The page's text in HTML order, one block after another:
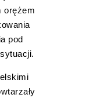
orężem
pod